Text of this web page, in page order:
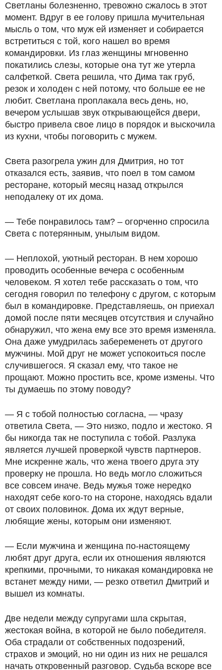
Светланы болезненно, тревожно сжалось в этот
момент. Вдруг в ее голову пришла мучительная
мысль о том, что муж ей изменяет и собирается
встретиться с той, кого нашел во время
командировки. Из глаз женщины мгновенно
покатились слезы, которые она тут же утерла
салфеткой. Света решила, что Дима так груб,
резок и холоден с ней потому, что больше ее не
любит. Светлана проплакала весь день, но,
вечером услышав звук открывающейся двери,
быстро привела свое лицо в порядок и выскочила
из кухни, чтобы поговорить с мужем.
Света разогрела ужин для Дмитрия, но тот
отказался есть, заявив, что поел в том самом
ресторане, который месяц назад открылся
неподалеку от их дома.
— Тебе понравилось там? – огорченно спросила
Света с потерянным, унылым видом.
— Неплохой, уютный ресторан. В нем хорошо
проводить особенные вечера с особенным
человеком. Я хотел тебе рассказать о том, что
сегодня говорил по телефону с другом, с которым
был в командировке. Представляешь, он приехал
домой после пяти месяцев отсутствия и случайно
обнаружил, что жена ему все это время изменяла.
Она даже умудрилась забеременеть от другого
мужчины. Мой друг не может успокоиться после
случившегося. Я сказал ему, что такое не
прощают. Можно простить все, кроме измены. Что
ты думаешь по этому поводу?
— Я с тобой полностью согласна, — чразу
ответила Света, — Это низко, подло и жестоко. Я
бы никогда так не поступила с тобой. Разлука
является лучшей проверкой чувств партнеров.
Мне искренне жаль, что жена твоего друга эту
проверку не прошла. Но ведь могло сложиться
все совсем иначе. Ведь мужья тоже нередко
находят себе кого-то на стороне, находясь вдали
от своих половинок. Дома их ждут верные,
любящие жены, которым они изменяют.
— Если мужчина и женщина по-настоящему
любят друг друга, если их отношения являются
крепкими, прочными, то никакая командировка не
встанет между ними, — резко ответил Дмитрий и
вышел из комнаты.
Две недели между супругами шла скрытая,
жестокая война, в которой не было победителя.
Оба страдали от собственных подозрений,
страхов и эмоций, но ни один из них не решался
начать откровенный разговор. Судьба вскоре все